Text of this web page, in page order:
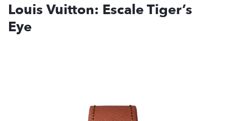
Louis Vuitton: Escale Tiger’s
Eye